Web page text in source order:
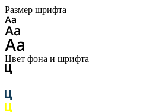
Размер шрифта
Цвет фона и шрифта